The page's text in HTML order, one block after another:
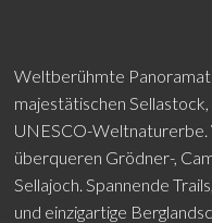
Weltberühmte
majestätischen
UNESCO-Weltnaturerbe.
überqueren Grödner-,
Sellajoch. Spannende
und einzigartige